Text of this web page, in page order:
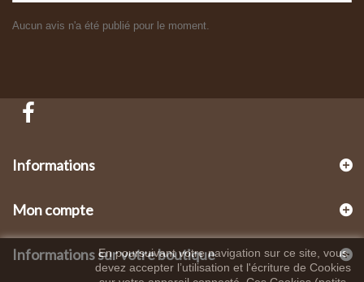
Aucun avis n'a été publié pour le moment.
Informations
Mon compte
Informations sur votre boutique
En poursuivant votre navigation sur ce site, vous
devez accepter l’utilisation et l'écriture de Cookies